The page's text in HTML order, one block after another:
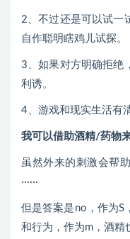
2、不过还是可以试一
自作聪明瞎鸡儿试探。
3、如果对方明确拒绝
利诱。
4、游戏和现实生活有
我可以借助酒精/药物
虽然外来的刺激会帮
······
但是答案是no，作为S
和行为，作为m，酒精